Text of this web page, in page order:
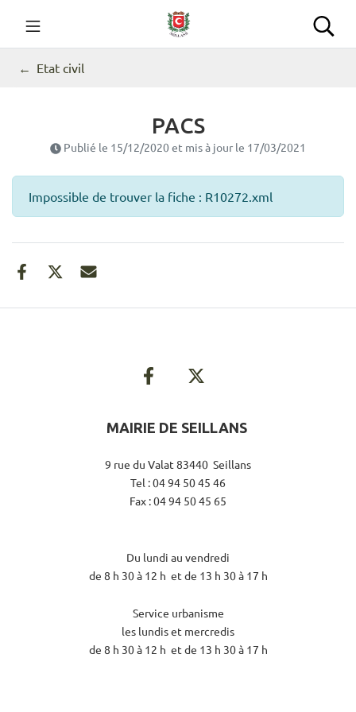
contenu
Commune de Seillans
Etat civil
PACS
Publié le 15/12/2020et mis à jour le 17/03/2021
Impossible de trouver la fiche : R10272.xml
MAIRIE DE SEILLANS
9 rue du Valat 83440 Seillans
Tel : 04 94 50 45 46
Fax : 04 94 50 45 65
Du lundi au vendredi
de 8 h 30 à 12 h et de 13 h 30 à 17 h
Service urbanisme
les lundis et mercredis
de 8 h 30 à 12 h et de 13 h 30 à 17 h